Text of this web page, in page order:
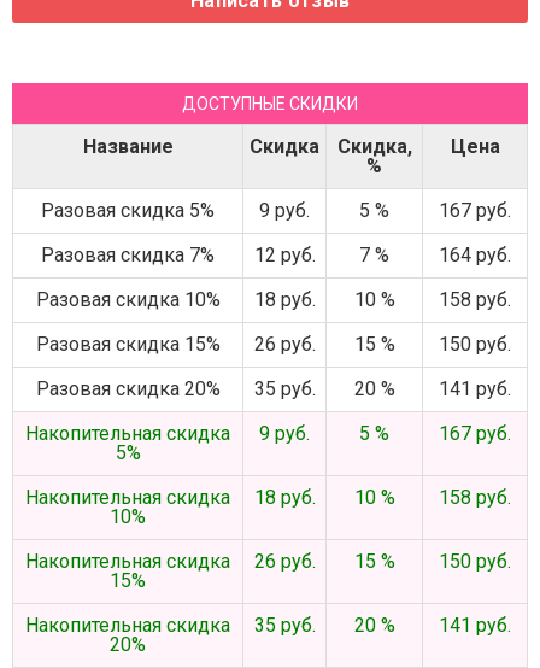
ДОСТУПНЫЕ СКИДКИ
Название Скидка
Скидка,
%
Цена
Разовая скидка 5% 9 руб. 5 %
167 руб.
Разовая скидка 7%
12 руб. 7 %
164 руб.
Разовая скидка 10%
18 руб. 10 %
158 руб.
Разовая скидка 15%
26 руб. 15 %
150 руб.
Разовая скидка 20%
35 руб. 20 %
141 руб.
Накопительная скидка
5%
9 руб. 5 % 167 руб.
Накопительная скидка
10%
18 руб. 10 % 158 руб.
Накопительная скидка
15%
26 руб. 15 % 150 руб.
Накопительная скидка
20%
35 руб. 20 % 141 руб.